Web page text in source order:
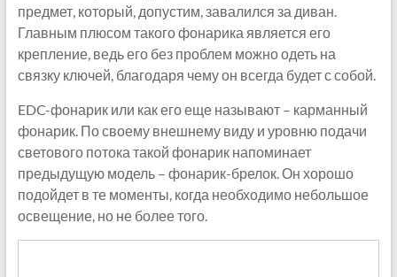
предмет, который, допустим, завалился за диван.
Главным плюсом такого фонарика является его
крепление, ведь его без проблем можно одеть на
связку ключей, благодаря чему он всегда будет с собой.
EDC-фонарик или как его еще называют – карманный
фонарик. По своему внешнему виду и уровню подачи
светового потока такой фонарик напоминает
предыдущую модель – фонарик-брелок. Он хорошо
подойдет в те моменты, когда необходимо небольшое
освещение, но не более того.